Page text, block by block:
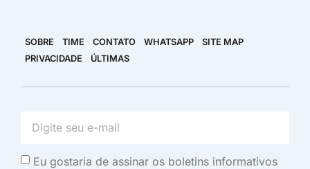
SOBRE TIME CONTATO WHATSAPP
SITE MAP
PRIVACIDADE
ÚLTIMAS
Eu gostaria de assinar os boletins informativos